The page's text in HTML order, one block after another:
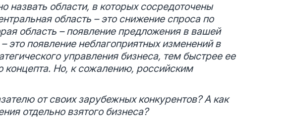
области, в которых сосредоточены
область – это снижение спроса по
область – появление предложения в вашей
это появление неблагоприятных изменений в
управления бизнеса, тем быстрее ее
концепта. Но, к сожалению, российским
от своих зарубежных конкурентов? А как
отдельно взятого бизнеса?